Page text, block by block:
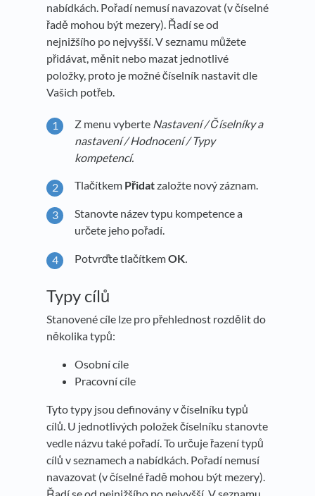
nabídkách. Pořadí nemusí navazovat (v číselné
řadě mohou být mezery). Řadí se od
nejnižšího po nejvyšší. V seznamu můžete
přidávat, měnit nebo mazat jednotlivé
položky, proto je možné číselník nastavit dle
Vašich potřeb.
Z menu vyberte Nastavení / Číselníky a
nastavení / Hodnocení / Typy
kompetencí.
Tlačítkem Přidatzaložte nový záznam.
Stanovte název typu kompetence a
určete jeho pořadí.
Potvrďte tlačítkemOK
Typy cílů
Stanovené cíle lze pro přehlednost rozdělit do
několika typů:
Osobní cíle
Pracovní cíle
Tyto typy jsou definovány v číselníku typů
cílů. U jednotlivých položek číselníku stanovte
vedle názvu také pořadí. To určuje řazení typů
cílů v seznamech a nabídkách. Pořadí nemusí
navazovat (v číselné řadě mohou být mezery).